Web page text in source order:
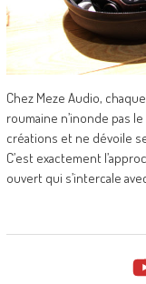
Chez Meze Audio,
roumaine n’inonde pas
créations et ne dévoile
C’est exactement
ouvert qui s’intercale